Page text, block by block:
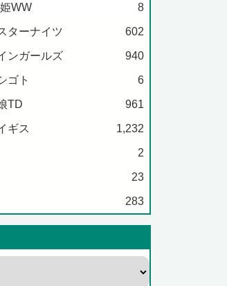
WW 8
ターナイツ 602
ンガールズ 940
ゴト 6
TD 961
ギス 1,232
2
23
283